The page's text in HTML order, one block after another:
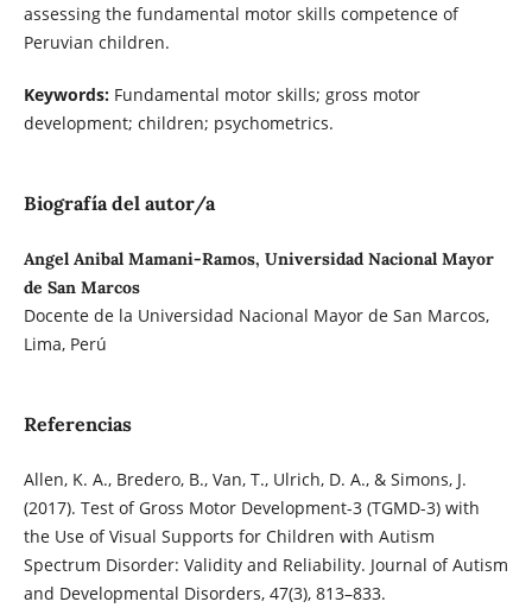
assessing the fundamental motor skills competence of
Peruvian children.
Keywords:Fundamental motor skills; gross motor
development; children; psychometrics.
Biografía del autor/a
Angel Anibal Mamani-Ramos, Universidad Nacional Mayor
de San Marcos
Docente de la Universidad Nacional Mayor de San Marcos,
Lima, Perú
Referencias
Allen, K. A., Bredero, B., Van, T., Ulrich, D. A., & Simons, J.
(2017). Test of Gross Motor Development-3 (TGMD-3) with
the Use of Visual Supports for Children with Autism
Spectrum Disorder: Validity and Reliability. Journal of Autism
and Developmental Disorders, 47(3), 813–833.